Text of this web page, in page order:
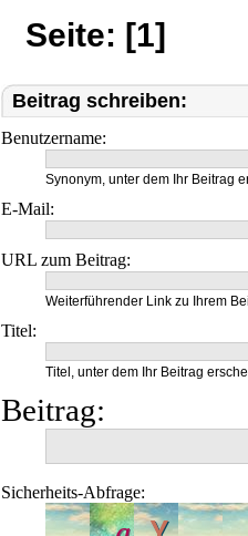
Seite: [1]
Beitrag schreiben:
Benutzername:
Synonym, unter dem Ihr Beitrag
E-Mail:
URL zum Beitrag:
Weiterführender Link zu Ihrem
Titel:
Titel, unter dem Ihr Beitrag
Beitrag:
Sicherheits-Abfrage: